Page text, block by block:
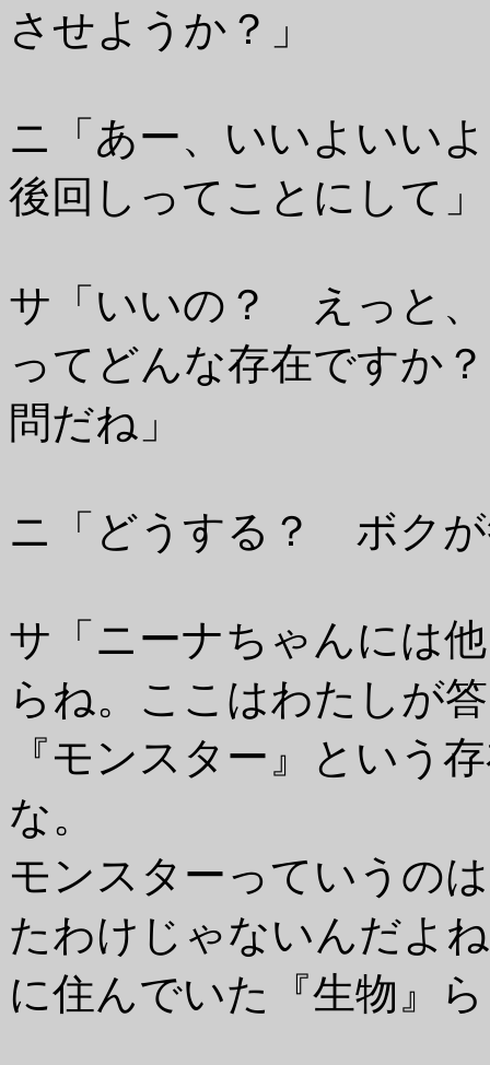
させようか？」
ニ「あー、いいよいい
後回しってことにして」
サ「いいの？ えっと、
ってどんな存在ですか
問だね」
ニ「どうする？ ボク
サ「ニーナちゃんには
らね。ここはわたしが
『モンスター』という
な。
モンスターっていうの
たわけじゃないんだよ
に住んでいた『生物』